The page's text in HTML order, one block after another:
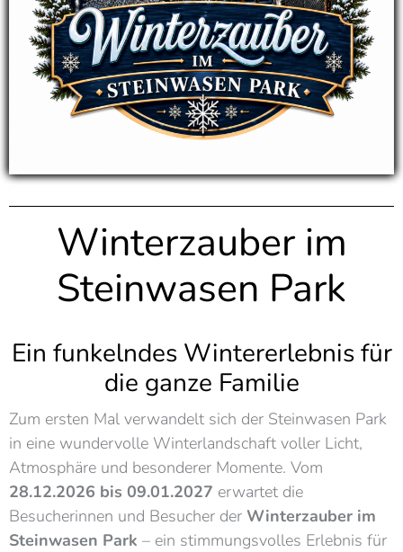
Winterzauber im
Steinwasen Park
Ein funkelndes Wintererlebnis für
die ganze Familie
Zum ersten Mal verwandelt sich der Steinwasen Park
in eine wundervolle Winterlandschaft voller Licht,
Atmosphäre und besonderer Momente. Vom
28.12.2026 bis 09.01.2027 erwartet die
Besucherinnen und Besucher der Winterzauber im
Steinwasen Park – ein stimmungsvolles Erlebnis für